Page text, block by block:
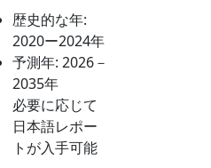
歴史的な年:
2020ー2024年
予測年: 2026－
2035年
必要に応じて
日本語レポー
トが入手可能